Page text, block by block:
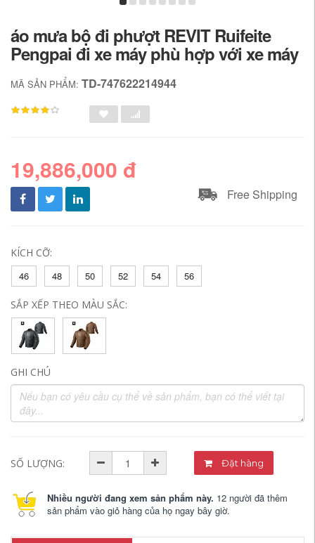
áo mưa bộ đi phượt REVIT Ruifeite
Pengpai đi xe máy phù hợp với xe máy
MÃ SẢN PHẨM: TD-747622214944
19,886,000 đ
Free Shipping
KÍCH CỠ:
46
48 50 52 54 56
SẮP XẾP THEO MÀU SẮC:
GHI CHÚ
SỐ LƯỢNG: Đặt hàng
Nhiều người đang xem sản phẩm này. 12 người đã thêm
sản phẩm vào giỏ hàng của họ ngay bây giờ.